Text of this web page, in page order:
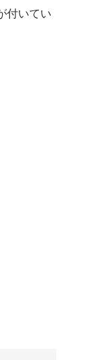
付いてい